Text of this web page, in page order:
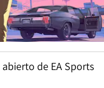
de EA Sports